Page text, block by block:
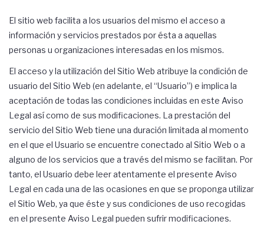
El sitio web facilita a los usuarios del mismo el acceso a
información y servicios prestados por ésta a aquellas
personas u organizaciones interesadas en los mismos.
El acceso y la utilización del Sitio Web atribuye la condición de
usuario del Sitio Web (en adelante, el “Usuario”) e implica la
aceptación de todas las condiciones incluidas en este Aviso
Legal así como de sus modificaciones. La prestación del
servicio del Sitio Web tiene una duración limitada al momento
en el que el Usuario se encuentre conectado al Sitio Web o a
alguno de los servicios que a través del mismo se facilitan. Por
tanto, el Usuario debe leer atentamente el presente Aviso
Legal en cada una de las ocasiones en que se proponga utilizar
el Sitio Web, ya que éste y sus condiciones de uso recogidas
en el presente Aviso Legal pueden sufrir modificaciones.